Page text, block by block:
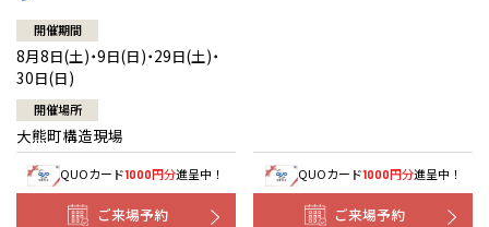
開催期間
8月8日(土)・9日(日)・29日(土)・
30日(日)
開催場所
大熊町構造現場
QUOカード1000円分進呈中！
ご来場予約
QUOカード1000円分進呈中！
ご来場予約